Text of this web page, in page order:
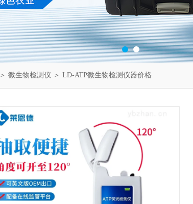
＞ 微生物检测仪 ＞ LD-ATP微生物检测仪器价格